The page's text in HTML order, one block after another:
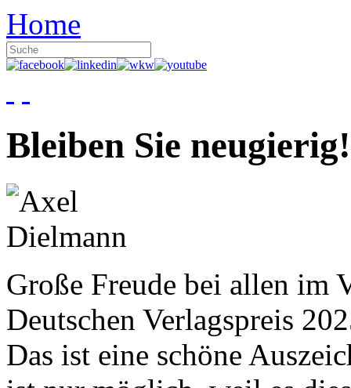
Home
Bleiben Sie neugierig!
Große Freude bei allen im
Deutschen Verlagspreis
Das ist eine schöne